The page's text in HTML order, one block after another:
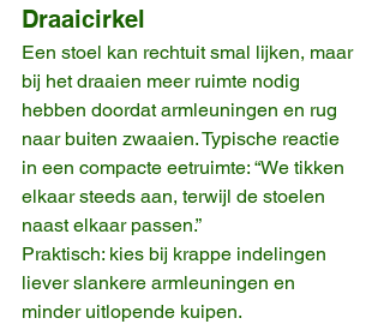
Draaicirkel
Een stoel kan rechtuit smal lijken, maar
bij het draaien meer ruimte nodig
hebben doordat armleuningen en rug
naar buiten zwaaien. Typische reactie
in een compacte eetruimte: “We tikken
elkaar steeds aan, terwijl de stoelen
naast elkaar passen.”
Praktisch: kies bij krappe indelingen
liever slankere armleuningen en
minder uitlopende kuipen.